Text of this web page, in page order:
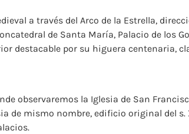
a través del Arco de la Estrella,
de Santa María, Palacio de los
destacable por su higuera centenaria,
observaremos la Iglesia de San
de mismo nombre, edificio original del